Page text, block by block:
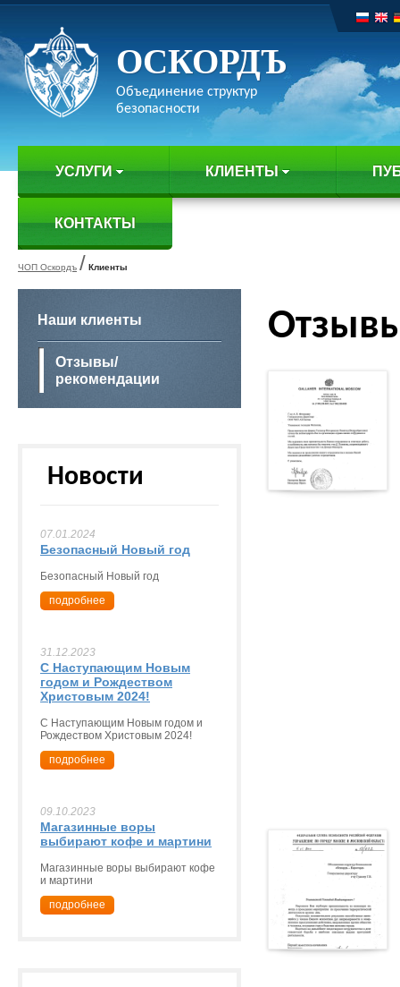
ОСКОРДЪ
Объединение структур
безопасности
УСЛУГИ КЛИЕНТЫ
КОНТАКТЫ
ЧОП Оскордъ / Клиенты
Наши клиенты
Отзывы/
рекомендации
Новости
07.01.2024
Безопасный Новый год
Безопасный Новый год
подробнее
31.12.2023
С Наступающим Новым
годом и Рождеством
Христовым 2024!
С Наступающим Новым годом и
Рождеством Христовым 2024!
подробнее
09.10.2023
Магазинные воры
выбирают кофе и мартини
Магазинные воры выбирают кофе
и мартини
подробнее